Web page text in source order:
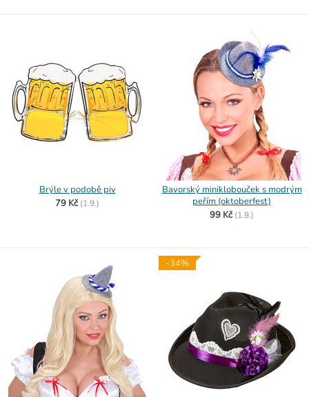
Brýle v podobě piv
79 Kč (1.9.)
Bavorský miniklobouček s modrým
peřím (oktoberfest)
99 Kč (1.9.)
-34%